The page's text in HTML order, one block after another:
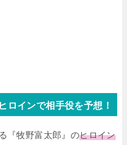
ロインで相手役を予想！
『牧野富太郎』のヒロイン